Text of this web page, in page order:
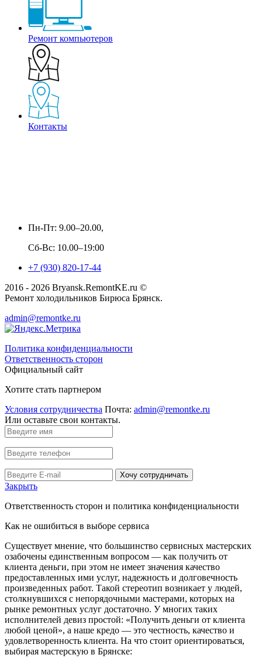
Ремонт компьютеров
Контакты
Пн-Пт: 9.00–20.00,
Сб-Вс: 10.00–19:00
+7 (930) 820-17-44
2016 - 2026 Bryansk.RemontKE.ru ©
Ремонт холодильников Бирюса Брянск.
admin@remontke.ru
Политика конфиденциальности
Ответственность сторон
Официальный сайт
Хотите стать партнером
Условия сотрудничества Почта: admin@remontke.ru
Или оставьте свои контакты.
Хочу сотрудничать
Закрыть
Ответственность сторон и политика конфиденциальности
Как не ошибиться в выборе сервиса
Существует мнение, что большинство сервисных мастерских
озабочены единственным вопросом — как получить от
клиента деньги, при этом не имеет значения качество
предоставленных ими услуг, надежность и долговечность
произведенных работ. Такой стереотип возникает у людей,
столкнувшихся с непорядочными мастерами, которых на
рынке ремонтных услуг достаточно. У многих таких
исполнителей девиз простой: «Получить деньги от клиента
любой ценой», а наше кредо — это честность, качество и
удовлетворенность клиента. На что стоит ориентироваться,
выбирая мастерскую в Брянске: